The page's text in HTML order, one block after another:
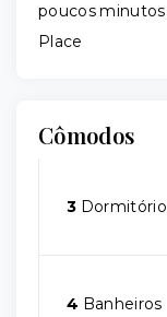
poucos
Place
Cômodos
3
4 Banheiros